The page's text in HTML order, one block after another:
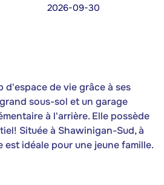
2026-09-30
de vie grâce à ses
sous-sol et un garage
à l'arrière. Elle possède
Située à Shawinigan-Sud, à
idéale pour une jeune famille.